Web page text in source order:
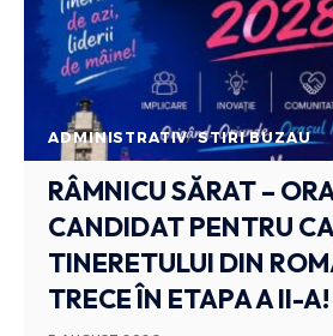
ADMINISTRATIV STIRI BUZAU
RÂMNICU SĂRAT –
CANDIDAT PENTRU
TINERETULUI DIN
TRECE ÎN ETAPA A II-A!